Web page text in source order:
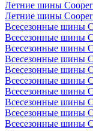
Летние шины
Летние шины
Всесезонные шины
Всесезонные шины
Всесезонные шины
Всесезонные шины
Всесезонные шины
Всесезонные шины
Всесезонные шины
Всесезонные шины
Всесезонные шины
Всесезонные шины